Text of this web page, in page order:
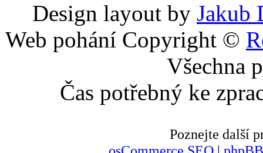
Design layout by Jakub
Web pohání Copyright ©
Všechna
Čas potřebný ke
Poznejte další